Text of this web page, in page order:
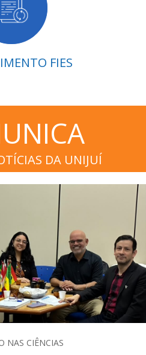
FIES
DA UNIJUÍ
NAS CIÊNCIAS